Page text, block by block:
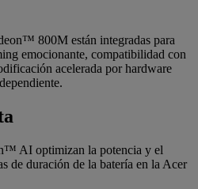
800M están integradas para
emocionante, compatibilidad con
acelerada por hardware
AI optimizan la potencia y el
de duración de la batería en la Acer